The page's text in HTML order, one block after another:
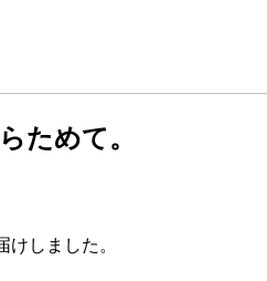
ためて。
しました。